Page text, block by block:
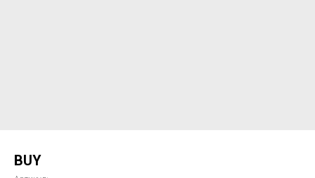
BUY